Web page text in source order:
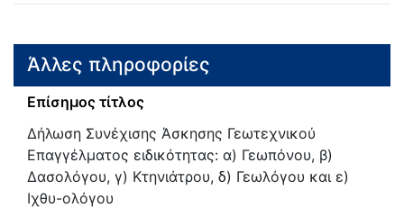
Άλλες πληροφορίες
Επίσημος τίτλος
Δήλωση Συνέχισης Άσκησης Γεωτεχνικού
Επαγγέλματος ειδικότητας: α) Γεωπόνου, β)
Δασολόγου, γ) Κτηνιάτρου, δ) Γεωλόγου και ε)
Ιχθυ-ολόγου